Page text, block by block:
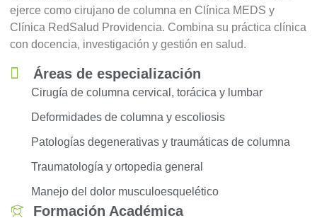
ejerce como cirujano de columna en Clínica MEDS y
Clínica RedSalud Providencia. Combina su práctica clínica
con docencia, investigación y gestión en salud.
Áreas de especialización
Cirugía de columna cervical, torácica y lumbar
Deformidades de columna y escoliosis
Patologías degenerativas y traumáticas de columna
Traumatología y ortopedia general
Manejo del dolor musculoesquelético
Formación Académica